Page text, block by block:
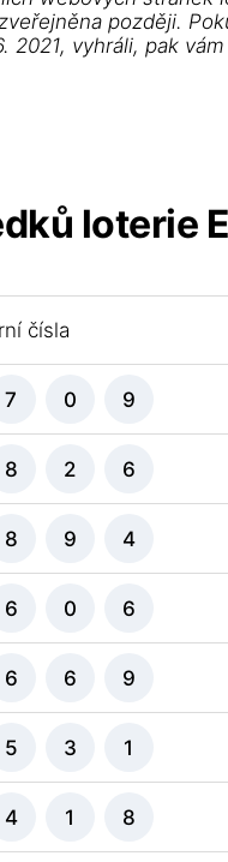
později.
2021, vyhráli, pak
loterie
čísla
7 0 9
8 2 6
8 9 4
6 0 6
6 6 9
5 3 1
4 1 8